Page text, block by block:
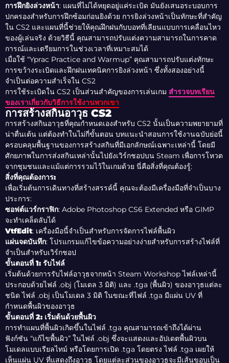
การฝึกยิงล่วงหน้า: แผนที่ไม่ได้หยุดอยู่แค่ระเบิด มันยังเสนอระบอบการ
ปกครองสำหรับการฝึกซ้อมก่อนยิงด้วย การยิงล่วงหน้าเป็นทักษะที่สำคัญ
ใน CS2 และแผนที่นี้ช่วยให้คุณฝึกฝนกับบอทที่เลียนแบบการเคลื่อนไหว
ของผู้เล่นจริง ด้วยวิธีนี้ คุณสามารถปรับแต่งความสามารถในการคาด
การณ์และเตรียมการในช่วงเวลาที่เหมาะสมได้
เมื่อใช้ “Yprac Practice and Warmup” คุณสามารถปรับแต่งทักษะ
การขว้างระเบิดและฝึกฝนเทคนิคการยิงล่วงหน้า ซึ่งทั้งสองอย่างนี้
จำเป็นต่อความสำเร็จใน CS2
การใช้ระเบิดใน CS2 เป็นส่วนสำคัญของการเล่นเกม สำรวจบทเรียน
ของเราเกี่ยวกับวิธีการใช้งานพวกเขา
การสร้างสกินอาวุธ CS2
การสร้างสกินอาวุธที่คุณกำหนดเองสำหรับ CS2 นั้นเป็นความพยายามที่
น่าตื่นเต้น แต่ต้องทำในไม่กี่ขั้นตอน บทแนะนำสอนการใช้งานฉบับย่อนี้
ครอบคลุมพื้นฐานของการสร้างสกินที่มีเอกลักษณ์เฉพาะเหล่านี้ โดยมี
ศักยภาพในการส่งสกินเหล่านั้นไปยังเวิร์กชอปบน Steam เพื่อการโหวต
จากชุมชนและแม้แต่การรวมไว้ในเกมด้วย นี่คือสิ่งที่คุณต้องรู้:
สิ่งที่คุณต้องการ:
เพื่อเริ่มต้นการเดินทางที่สร้างสรรค์นี้ คุณจะต้องมีเครื่องมือที่จำเป็นบาง
ประการ:
ซอฟต์แวร์กราฟิก: Adobe Photoshop CS6 Extended หรือ GIMP
จะทำเคล็ดลับได้
VtfEdit: เครื่องมือนี้จำเป็นสำหรับการจัดการไฟล์พื้นผิว
แผ่นจดบันทึก: โปรแกรมแก้ไขข้อความอย่างง่ายสำหรับการสร้างไฟล์ที่
จำเป็นสำหรับเวิร์กชอป
ขั้นตอนที่ 1: รับไฟล์
เริ่มต้นด้วยการรับไฟล์อาวุธจากหน้า Steam Workshop ไฟล์เหล่านี้
ประกอบด้วยไฟล์ .obj (โมเดล 3 มิติ) และ .tga (พื้นผิว) ของอาวุธแต่ละ
ชนิด ไฟล์ .obj เป็นโมเดล 3 มิติ ในขณะที่ไฟล์ .tga มีแผ่น UV ที่
กำหนดพื้นผิวของอาวุธ
ขั้นตอนที่ 2: เริ่มต้นด้วยพื้นผิว
การทำแผนที่พื้นผิวเกิดขึ้นในไฟล์ .tga คุณสามารถเข้าถึงได้ผ่าน
ฟังก์ชัน “แก้ไขพื้นผิว” ในไฟล์ .obj ซึ่งจะแสดงและอัปเดตพื้นผิวบน
โมเดลแบบเรียลไทม์ หรือโดยการเปิด .tga โดยตรง ไฟล์ .tga เผยให้
เห็นแผ่น UV ที่แสดงถึงอาวุธ โดยแต่ละส่วนของอาวุธจะมีเส้นขอบเป็น